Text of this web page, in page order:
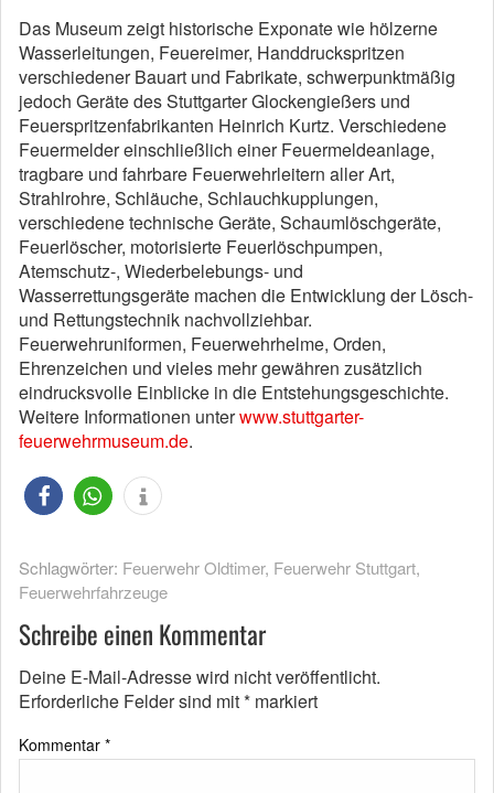
Das Museum zeigt historische Exponate wie hölzerne
Wasserleitungen, Feuereimer, Handdruckspritzen
verschiedener Bauart und Fabrikate, schwerpunktmäßig
jedoch Geräte des Stuttgarter Glockengießers und
Feuerspritzenfabrikanten Heinrich Kurtz. Verschiedene
Feuermelder einschließlich einer Feuermeldeanlage,
tragbare und fahrbare Feuerwehrleitern aller Art,
Strahlrohre, Schläuche, Schlauchkupplungen,
verschiedene technische Geräte, Schaumlöschgeräte,
Feuerlöscher, motorisierte Feuerlöschpumpen,
Atemschutz-, Wiederbelebungs- und
Wasserrettungsgeräte machen die Entwicklung der Lösch-
und Rettungstechnik nachvollziehbar.
Feuerwehruniformen, Feuerwehrhelme, Orden,
Ehrenzeichen und vieles mehr gewähren zusätzlich
eindrucksvolle Einblicke in die Entstehungsgeschichte.
Weitere Informationen unterwww.stuttgarter-
feuerwehrmuseum.de.
Schlagwörter: Feuerwehr Oldtimer, Feuerwehr Stuttgart,
Feuerwehrfahrzeuge
Schreibe einen Kommentar
Deine E-Mail-Adresse wird nicht veröffentlicht.
Erforderliche Felder sind mit* markiert
Kommentar *